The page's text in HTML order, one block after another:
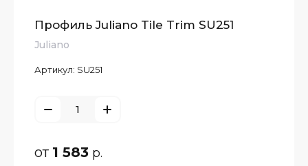
Профиль Juliano Tile Trim SU251
Juliano
Артикул: SU251
от 1 583 р.